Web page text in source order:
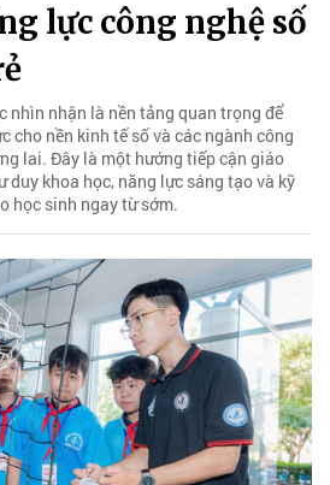
lực công nghệ số
nhìn nhận là nền tảng quan trọng để
cho nền kinh tế số và các ngành công
lai. Đây là một hướng tiếp cận giáo
duy khoa học, năng lực sáng tạo và kỹ
học sinh ngay từ sớm.